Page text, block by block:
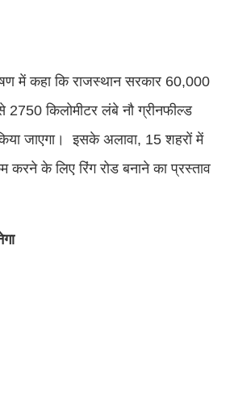
में कहा कि राजस्थान सरकार 60,000
किलोमीटर लंबे नौ ग्रीनफील्ड
जाएगा। इसके अलावा, 15 शहरों में
करने के लिए रिंग रोड बनाने का प्रस्ताव